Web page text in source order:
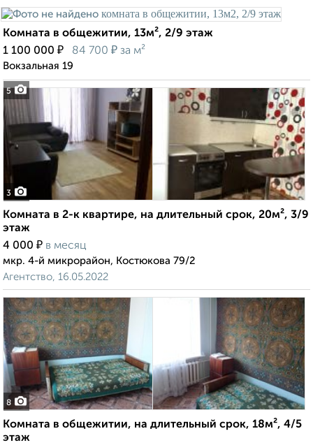
5
Комната в общежитии, 13м², 2/9 этаж
1 100 000 ₽ 84 700 ₽ за м²
Вокзальная 19
3
Комната в 2-к квартире, на длительный срок, 20м², 3/9
этаж
4 000 ₽ в месяц
мкр. 4-й микрорайон, Костюкова 79/2
Агентство, 16.05.2022
8
Комната в общежитии, на длительный срок, 18м², 4/5
этаж